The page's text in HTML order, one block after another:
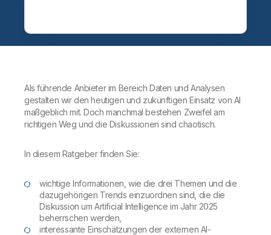
Als führende Anbieter im Bereich Daten und Analysen
gestalten wir den heutigen und zukünftigen Einsatz von AI
maßgeblich mit. Doch manchmal bestehen Zweifel am
richtigen Weg und die Diskussionen sind chaotisch.
In diesem Ratgeber finden Sie:
wichtige Informationen, wie die drei Themen und die
dazugehörigen Trends einzuordnen sind, die die
Diskussion um Artificial Intelligence im Jahr 2025
beherrschen werden,
interessante Einschätzungen der externen AI-